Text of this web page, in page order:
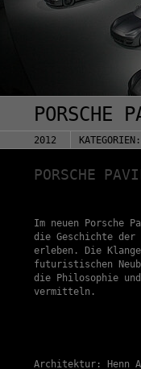
PORSCHE
2012 KATEGORIEN:
PORSCHE
Im neuen Porsche
die Geschichte der
erleben. Die
futuristischen
die Philosophie
vermitteln.
Architektur: Henn